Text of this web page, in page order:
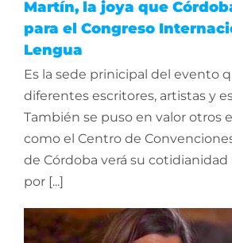
Martín, la joya que
para el Congreso
Lengua
Es la sede prinicipal del evento
diferentes escritores, artistas y
También se puso en valor otros
como el Centro de
de Córdoba verá su
por [...]